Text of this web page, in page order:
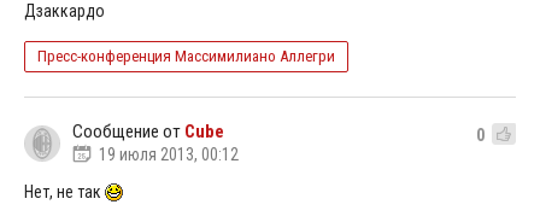
Дзаккардо
Пресс-конференция Массимилиано Аллегри
Сообщение от Cube
19 июля 2013, 00:12
0
Нет, не так